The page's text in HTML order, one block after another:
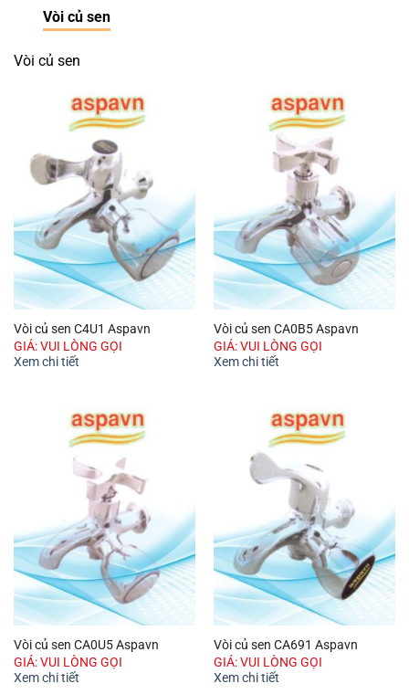
Vòi củ sen
Vòi củ sen
Vòi củ sen C4U1 Aspavn
GIÁ: VUI LÒNG GỌI
Xem chi tiết
Vòi củ sen CA0B5 Aspavn
GIÁ: VUI LÒNG GỌI
Xem chi tiết
Vòi củ sen CA0U5 Aspavn
GIÁ: VUI LÒNG GỌI
Xem chi tiết
Vòi củ sen CA691 Aspavn
GIÁ: VUI LÒNG GỌI
Xem chi tiết